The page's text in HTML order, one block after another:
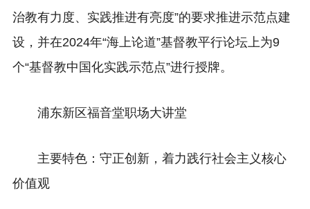
治教有力度、实践推进有亮度”的要求推进示范点建
设，并在2024年“海上论道”基督教平行论坛上为9
个“基督教中国化实践示范点”进行授牌。
浦东新区福音堂职场大讲堂
主要特色：守正创新， 着力践行社会主义核心
价值观